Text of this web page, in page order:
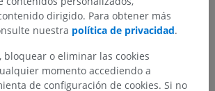
dirigido. Para obtener más
nuestra política de privacidad.
bloquear o eliminar las cookies
momento accediendo a
de configuración de cookies. Si no